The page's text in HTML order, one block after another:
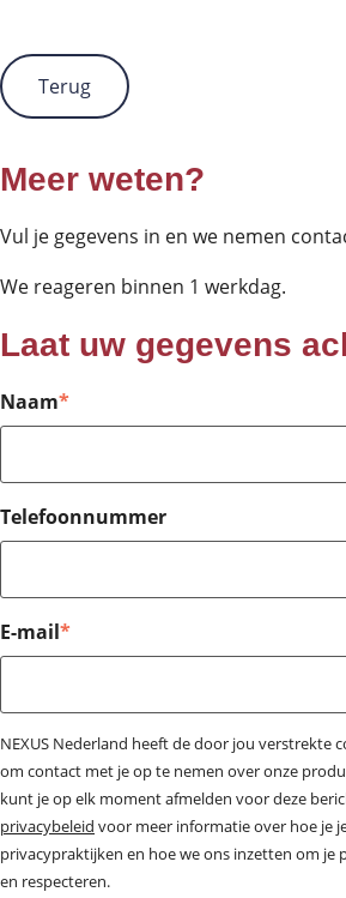
Terug
Meer weten?
Vul je gegevens in en we nemen
We reageren binnen 1 werkdag.
Laat uw gegevens
Naam*
Telefoonnummer
E-mail*
NEXUS Nederland heeft de door jou verstrekte
om contact met je op te nemen over onze
kunt je op elk moment afmelden voor deze
privacybeleid voor meer informatie over hoe je
privacypraktijken en hoe we ons inzetten om je
en respecteren.